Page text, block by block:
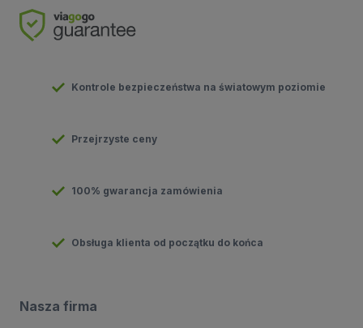
Kontrole bezpieczeństwa na światowym poziomie
Przejrzyste ceny
100% gwarancja zamówienia
Obsługa klienta od początku do końca
Nasza firma